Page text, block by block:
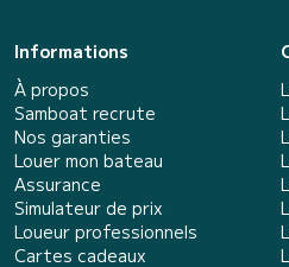
Informations
À propos
Samboat recrute
Nos garanties
Louer mon bateau
Assurance
Simulateur de prix
Loueur professionnels
Cartes cadeaux